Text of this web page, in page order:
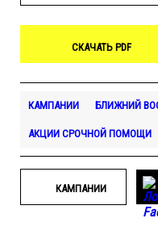
СКАЧАТЬ PDF
КАМПАНИИ БЛИЖНИЙ
АКЦИИ СРОЧНОЙ ПОМОЩИ
КАМПАНИИ